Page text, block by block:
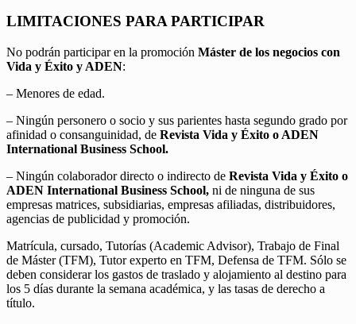
LIMITACIONES PARA PARTICIPAR
No podrán participar en la promoción Máster de los negocios con
Vida y Éxito y ADEN:
– Menores de edad.
– Ningún personero o socio y sus parientes hasta segundo grado por
afinidad o consanguinidad, de Revista Vida y Éxito o ADEN
International Business School.
– Ningún colaborador directo o indirecto de Revista Vida y Éxito o
ADEN International Business School, ni de ninguna de sus
empresas matrices, subsidiarias, empresas afiliadas, distribuidores,
agencias de publicidad y promoción.
Matrícula, cursado, Tutorías (Academic Advisor), Trabajo de Final
de Máster (TFM), Tutor experto en TFM, Defensa de TFM. Sólo se
deben considerar los gastos de traslado y alojamiento al destino para
los 5 días durante la semana académica, y las tasas de derecho a
título.